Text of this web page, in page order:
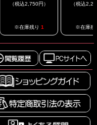
（税込2,750円）
※在庫残り 1
（税込
※在庫残